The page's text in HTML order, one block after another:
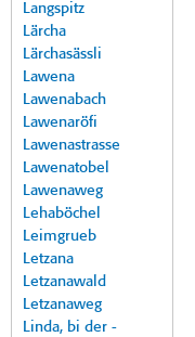
Langspitz
Lärcha
Lärchasässli
Lawena
Lawenabach
Lawenaröfi
Lawenastrasse
Lawenatobel
Lawenaweg
Lehaböchel
Leimgrueb
Letzana
Letzanawald
Letzanaweg
Linda, bi der -